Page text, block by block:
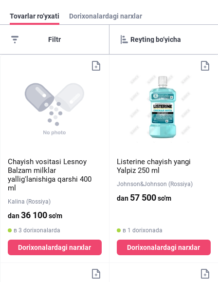
Tovarlar ro‘yxati Dorixonalardagi narxlar
Filtr
Chayish vositasi ​​Lesnoy
Balzam milklar
yallig'lanishiga qarshi 400
ml
Kalina (Rossiya)
dan36 100so'm
в 3 dorixonalarda
Dorixonalardagi narxlar
Listerine chayish yangi
Yalpiz 250 ml
Johnson&Johnson (Rossiya)
dan 57 500so'm
в 1 dorixonada
Dorixonalardagi narxlar